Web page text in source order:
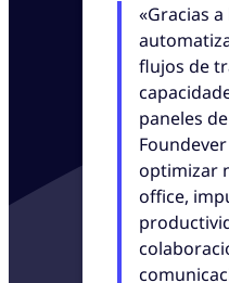
«Gracias a
flujos de
paneles
optimizar
office,